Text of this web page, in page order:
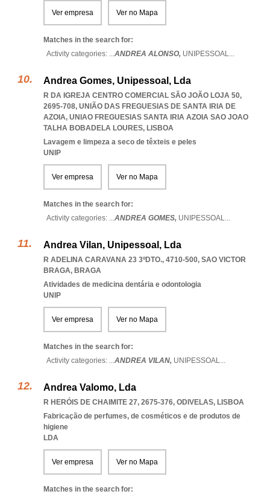
Ver empresa Ver no Mapa
Matches in the search for:
Activity categories: ...ANDREA ALONSO, UNIPESSOAL...
Andrea Gomes, Unipessoal, Lda
R DA IGREJA CENTRO COMERCIAL SÃO JOÃO LOJA 50,
2695-708, UNIÃO DAS FREGUESIAS DE SANTA IRIA DE
AZOIA, UNIAO FREGUESIAS SANTA IRIA AZOIA SAO JOAO
TALHA BOBADELA LOURES, LISBOA
Lavagem e limpeza a seco de têxteis e peles
UNIP
Ver empresa Ver no Mapa
Matches in the search for:
Activity categories: ...ANDREA GOMES, UNIPESSOAL...
Andrea Vilan, Unipessoal, Lda
R ADELINA CARAVANA 23 3ºDTO., 4710-500, SAO VICTOR
BRAGA, BRAGA
Atividades de medicina dentária e odontologia
UNIP
Ver empresa Ver no Mapa
Matches in the search for:
Activity categories: ...ANDREA VILAN, UNIPESSOAL...
Andrea Valomo, Lda
R HERÓIS DE CHAIMITE 27, 2675-376, ODIVELAS, LISBOA
Fabricação de perfumes, de cosméticos e de produtos de
higiene
LDA
Ver empresa Ver no Mapa
Matches in the search for: